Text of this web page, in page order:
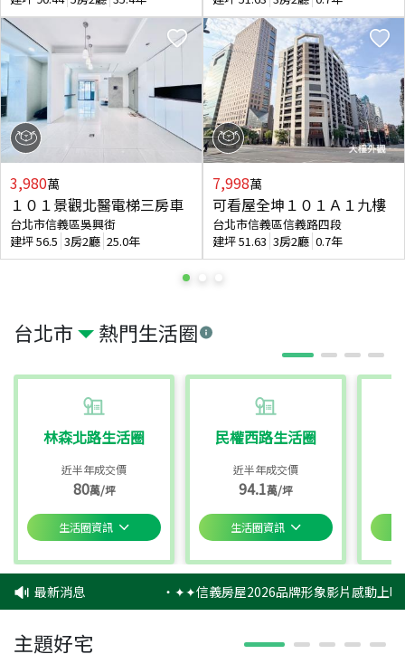
台北市 熱門生活圈
林森北路生活圈
近半年成交價
80萬/坪
生活圈資訊
民權西路生活圈
近半年成交價
94.1萬/坪
生活圈資訊
3,980萬
１０１景觀北醫電梯三房車
台北市信義區吳興街
建坪56.5 3房2廳 25.0年
7,998萬
可看屋全坤１０１Ａ１九樓
台北市信義區信義路四段
建坪51.63 3房2廳 0.7年
最新消息 ‧✦✦信義房屋2026品牌形象影片感動上
主題好宅